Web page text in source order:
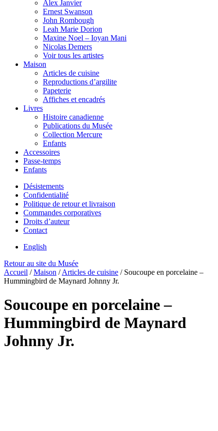
Alex Janvier
Ernest Swanson
John Rombough
Leah Marie Dorion
Maxine Noel – Ioyan Mani
Nicolas Demers
Voir tous les artistes
Maison
Articles de cuisine
Reproductions d’argilite
Papeterie
Affiches et encadrés
Livres
Histoire canadienne
Publications du Musée
Collection Mercure
Enfants
Accessoires
Passe-temps
Enfants
Désistements
Confidentialité
Politique de retour et livraison
Commandes corporatives
Droits d’auteur
Contact
English
Retour au site du Musée
Accueil /Maison /Articles de cuisine / Soucoupe en porcelaine –
Hummingbird de Maynard Johnny Jr.
Soucoupe en porcelaine –
Hummingbird de Maynard
Johnny Jr.